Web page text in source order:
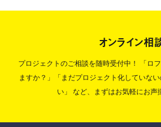
オンライン相
プロジェクトのご相談を随時受付中！
「ロ
ますか？」「まだプロジェクト化していな
い」
など、まずはお気軽にお声